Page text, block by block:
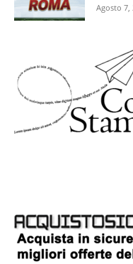
Agosto 7,